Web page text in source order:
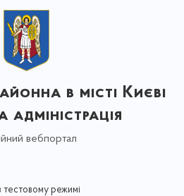
в місті Києві
адміністрація
вебпортал
тестовому режимі